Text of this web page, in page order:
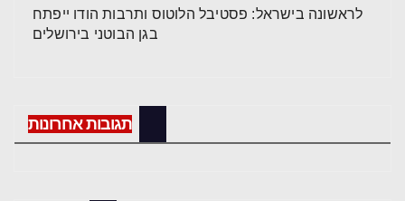
לראשונה בישראל: פסטיבל הלוטוס ותרבות הודו ייפתח
בגן הבוטני בירושלים
תגובות אחרונות